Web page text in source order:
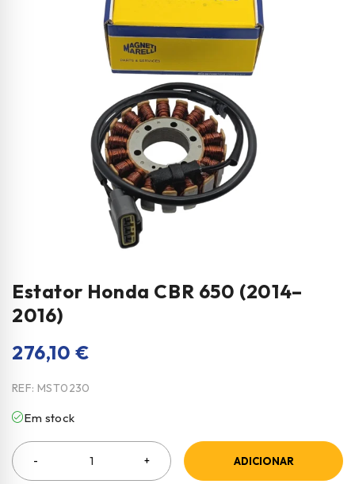
Estator Honda CBR 650 (2014–
2016)
276,10€
REF: MST0230
Em stock
ADICIONAR